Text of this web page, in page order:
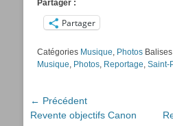
Partager :
Partager
Catégories Musique, Photos Balises
Musique, Photos, Reportage, Saint-
Navigation
de
← Précédent
Article
Revente objectifs Canon